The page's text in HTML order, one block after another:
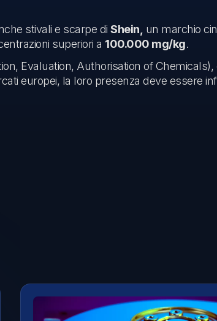
stivali e scarpe di Shein, un marchio
superiori a 100.000 mg/kg.
Evaluation, Authorisation of
europei, la loro presenza deve essere